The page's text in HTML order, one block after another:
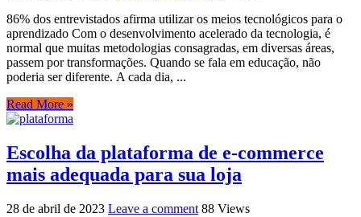
86% dos entrevistados afirma utilizar os meios tecnológicos para o
aprendizado Com o desenvolvimento acelerado da tecnologia, é
normal que muitas metodologias consagradas, em diversas áreas,
passem por transformações. Quando se fala em educação, não
poderia ser diferente. A cada dia, ...
Read More »
Escolha da plataforma de e-commerce
mais adequada para sua loja
28 de abril de 2023 Leave a comment 88 Views